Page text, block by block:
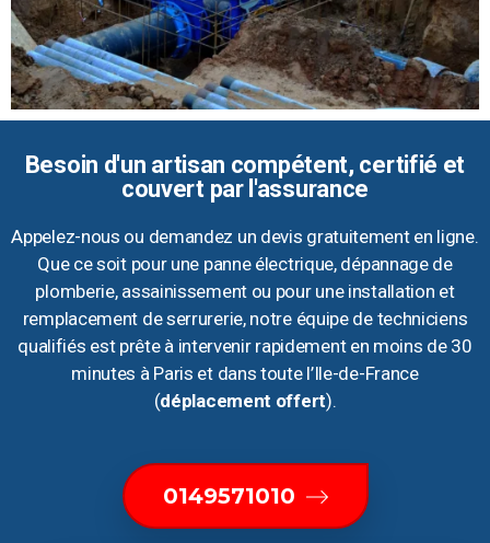
Besoin d'un artisan compétent, certifié et
couvert par l'assurance
Appelez-nous ou demandez un devis gratuitement en ligne.
Que ce soit pour une panne électrique, dépannage de
plomberie, assainissement ou pour une installation et
remplacement de serrurerie, notre équipe de techniciens
qualifiés est prête à intervenir rapidement en moins de 30
minutes à Paris et dans toute l’Ile-de-France
(déplacement offert).
0149571010